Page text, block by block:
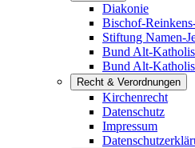
Diakonie
Bischof-
Stiftung Namen-
Bund Alt-
Bund Alt-
Recht & Verordnungen
Kirchenrecht
Datenschutz
Impressum